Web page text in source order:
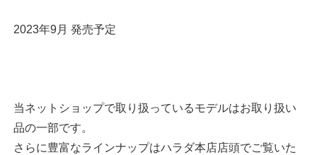
2023年9月 発売予定
当ネットショップで取り扱っているモデルはお取り扱い
品の一部です。
さらに豊富なラインナップはハラダ本店店頭でご覧いた